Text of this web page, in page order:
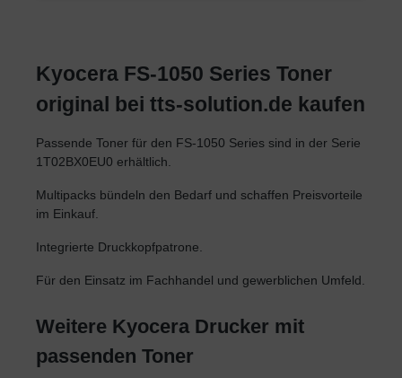
Kyocera FS-1050 Series Toner
original bei tts-solution.de kaufen
Passende Toner für den FS-1050 Series sind in der Serie
1T02BX0EU0 erhältlich.
Multipacks bündeln den Bedarf und schaffen Preisvorteile
im Einkauf.
Integrierte Druckkopfpatrone.
Für den Einsatz im Fachhandel und gewerblichen Umfeld.
Weitere Kyocera Drucker mit
passenden Toner